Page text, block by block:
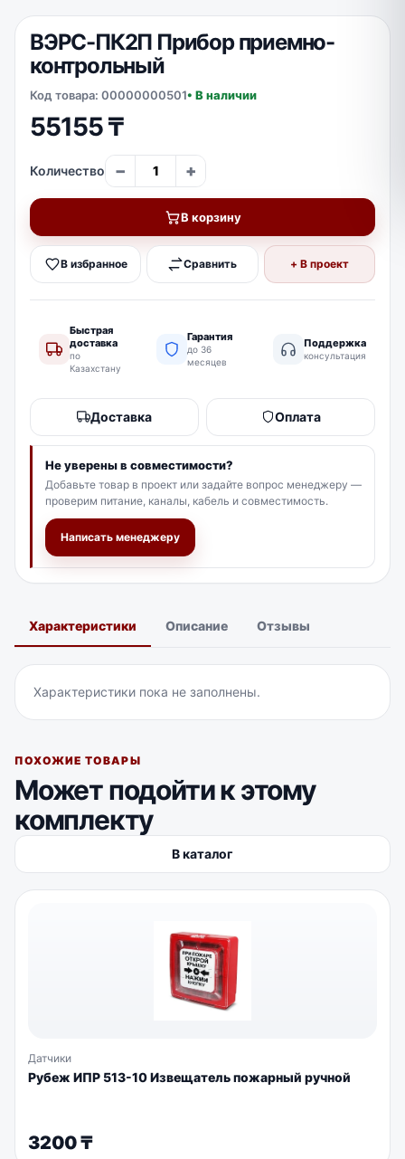
ВЭРС-ПК2П Прибор приемно-
контрольный
Код товара: 00000000501• В наличии
55155₸
Количество − +
В корзину
В избранное Сравнить + В проект
Быстрая
доставка
по
Казахстану
Гарантия
до 36
месяцев
Поддержка
консультация
Доставка Оплата
Не уверены в совместимости?
Добавьте товар в проект или задайте вопрос менеджеру —
проверим питание, каналы, кабель и совместимость.
Написать менеджеру
Характеристики Описание Отзывы
Характеристики пока не заполнены.
ПОХОЖИЕ ТОВАРЫ
Может подойти к этому
комплекту
В каталог
Датчики
Рубеж ИПР 513-10 Извещатель пожарный ручной
3200₸